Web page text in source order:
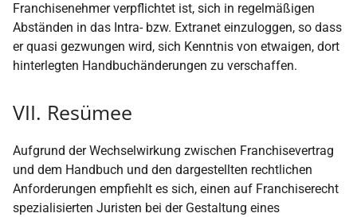
Franchisenehmer verpflichtet ist, sich in regelmäßigen
Abständen in das Intra- bzw. Extranet einzuloggen, so dass
er quasi gezwungen wird, sich Kenntnis von etwaigen, dort
hinterlegten Handbuchänderungen zu verschaffen.
VII. Resümee
Aufgrund der Wechselwirkung zwischen Franchisevertrag
und dem Handbuch und den dargestellten rechtlichen
Anforderungen empfiehlt es sich, einen auf Franchiserecht
spezialisierten Juristen bei der Gestaltung eines